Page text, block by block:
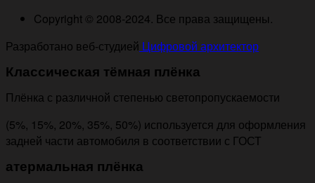
Copyright © 2008-2024. Все права защищены.
Разработано веб-студией Цифровой архитектор
Классическая тёмная плёнка
Плёнка с различной степенью светопропускаемости
(5%, 15%, 20%, 35%, 50%) используется для оформления
задней части автомобиля в соответствии с ГОСТ
атермальная плёнка